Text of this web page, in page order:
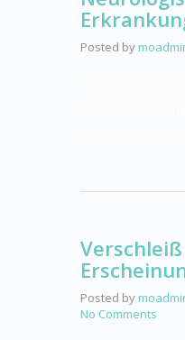
Posted by
Verschleiß
Posted by
No Comments